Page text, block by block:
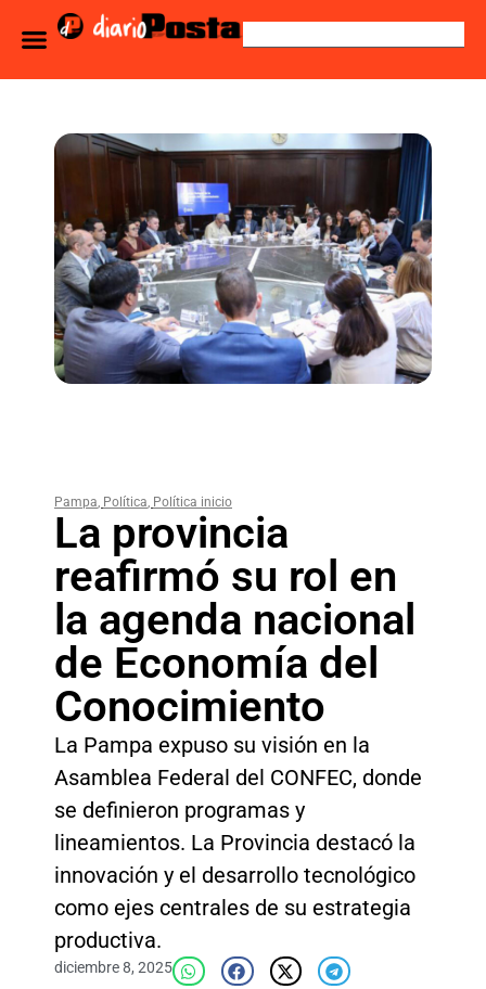
Pampa, Política, Política inicio
La provincia
reafirmó su rol en
la agenda nacional
de Economía del
Conocimiento
La Pampa expuso su visión en la
Asamblea Federal del CONFEC, donde
se definieron programas y
lineamientos. La Provincia destacó la
innovación y el desarrollo tecnológico
como ejes centrales de su estrategia
productiva.
diciembre 8, 2025